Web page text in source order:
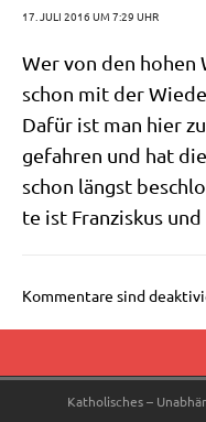
17. JULI 2016 UM 7:29 UHR
Wer von den hohen
schon mit der
Dafür ist man hier
ge­fah­ren und hat
schon längst
te ist Fran­zis­kus und
Kommentare sind
Katholisches –